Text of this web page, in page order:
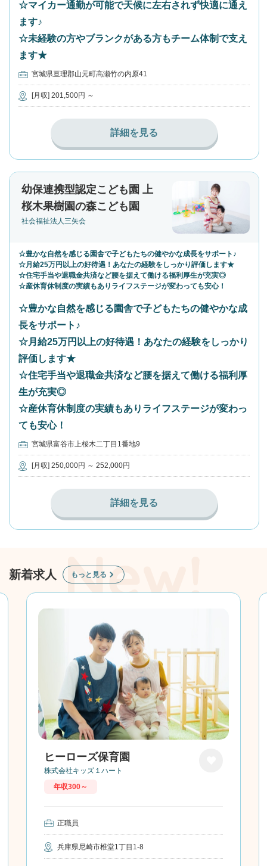
☆マイカー通勤が可能で天候に左右されず快適に通え
ます♪
☆未経験の方やブランクがある方もチーム体制で支え
ます★
宮城県亘理郡山元町高瀬竹の内原41
[月収] 201,500円 ～
詳細を見る
幼保連携型認定こども園 上
桜木果樹園の森こども園
社会福祉法人三矢会
☆豊かな自然を感じる園舎で子どもたちの健やかな成長をサポート♪
☆月給25万円以上の好待遇！あなたの経験をしっかり評価します★
☆住宅手当や退職金共済など腰を据えて働ける福利厚生が充実◎
☆産休育休制度の実績もありライフステージが変わっても安心！
☆豊かな自然を感じる園舎で子どもたちの健やかな成
長をサポート♪
☆月給25万円以上の好待遇！あなたの経験をしっかり
評価します★
☆住宅手当や退職金共済など腰を据えて働ける福利厚
生が充実◎
☆産休育休制度の実績もありライフステージが変わっ
ても安心！
宮城県富谷市上桜木二丁目1番地9
[月収] 250,000円 ～ 252,000円
詳細を見る
新着求人 もっと見る
ヒーローズ保育園
株式会社キッズ１ハート
年収300～
正職員
兵庫県尼崎市椎堂1丁目1-8